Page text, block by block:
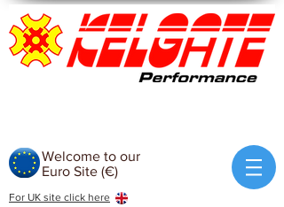
Welcome to our
Euro Site (€)
For UK site click here